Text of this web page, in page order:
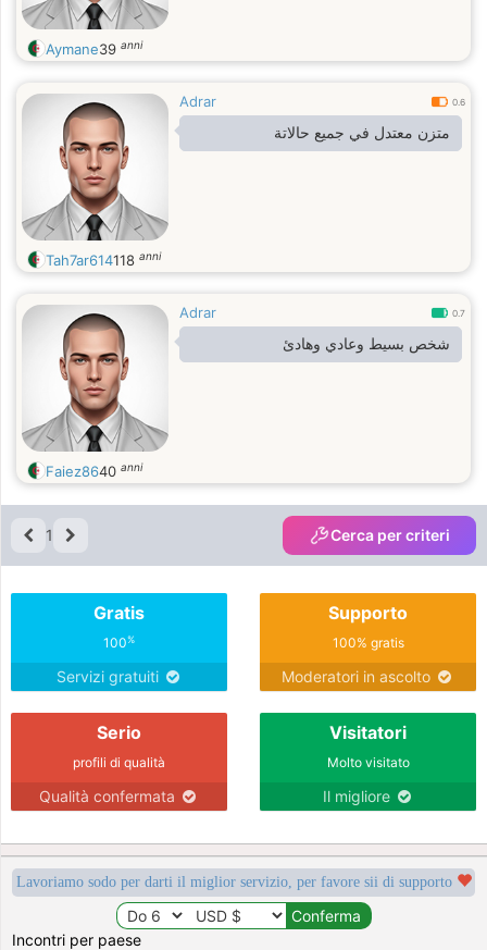
Aymane39 anni
Adrar 0.6
متزن معتدل في جميع حالاتة
Tah7ar614118 anni
Adrar 0.7
شخص بسيط وعادي وهادئ
Faiez8640 anni
1 Cerca per criteri
Gratis
100%
Servizi gratuiti
Supporto
100% gratis
Moderatori in ascolto
Serio
profili di qualità
Qualità confermata
Visitatori
Molto visitato
Il migliore
Lavoriamo sodo per darti il miglior servizio, per favore sii di supporto
Incontri per paese